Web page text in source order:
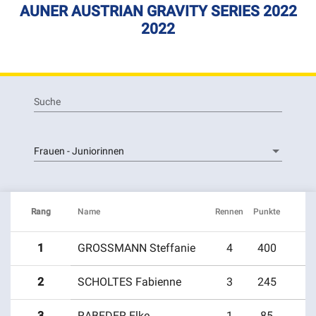
AUNER AUSTRIAN GRAVITY SERIES 2022
2022
Suche
Frauen - Juniorinnen
Rang Name Rennen Punkte
1 GROSSMANN Steffanie 4 400
Intersport Patrick Rad Union
2 SCHOLTES Fabienne 3 245